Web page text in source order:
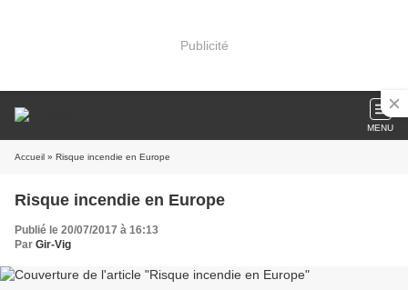
Publicité
MENU
Accueil » Risque incendie en Europe
Risque incendie en Europe
Publié le 20/07/2017 à 16:13
Par Gir-Vig